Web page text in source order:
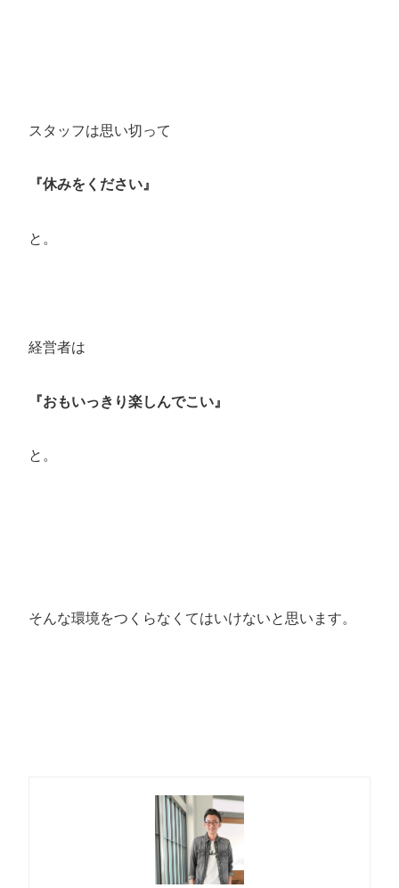
スタッフは思い切って
『休みをください』
と。
経営者は
『おもいっきり楽しんでこい』
と。
そんな環境をつくらなくてはいけないと思います。